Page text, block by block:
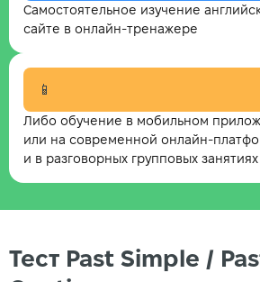
Самостоятельное изучение
сайте в онлайн-тренажере
📱
Либо обучение в мобильном
или на современной онлайн-
и в разговорных групповых занятиях
Тест Past Simple /